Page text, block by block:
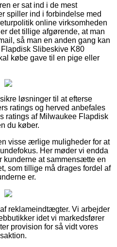
er sat ind i de mest
spiller ind i forbindelse med
online virksomheden
det tillige afgørende, at man
så man en anden gang kan
Slibeskive K80
købe gave til en pige eller
løsninger til at efterse
ratings og herved anbefales
ratings af Milwaukee Flapdisk
du køber.
visse ærlige muligheder for at
Her møder vi endda
kunderne at sammensætte en
som tillige må drages fordel af
er.
reklameindtægter. Vi arbejder
idet vi markedsfører
provision for så vidt vores